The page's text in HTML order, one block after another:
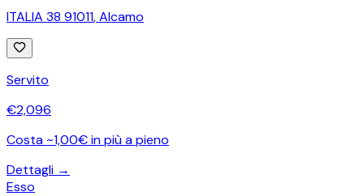
ITALIA 38 91011,Alcamo
Servito
€2,096
Costa ~1,00€ in più a pieno
Dettagli →
Esso